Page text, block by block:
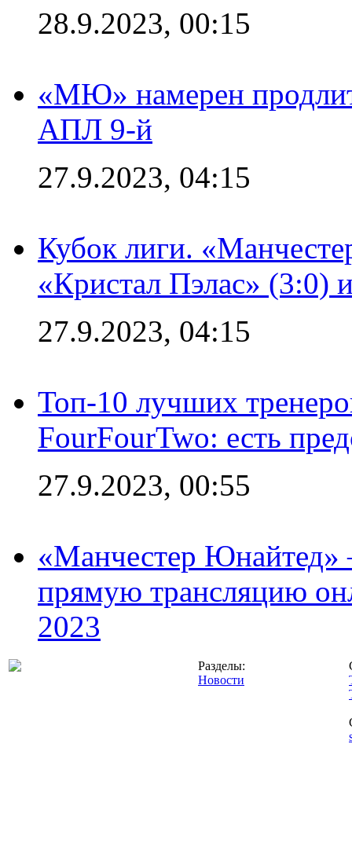
28.9.2023, 00:15
«МЮ» намерен
АПЛ 9-й
27.9.2023, 04:15
Кубок лиги.
«Кристал Пэлас» (3:0)
27.9.2023, 04:15
Топ-10 лучших
FourFourTwo: есть
27.9.2023, 00:55
«Манчестер Юнайтед»
прямую трансляцию
2023
Разделы:
Новости